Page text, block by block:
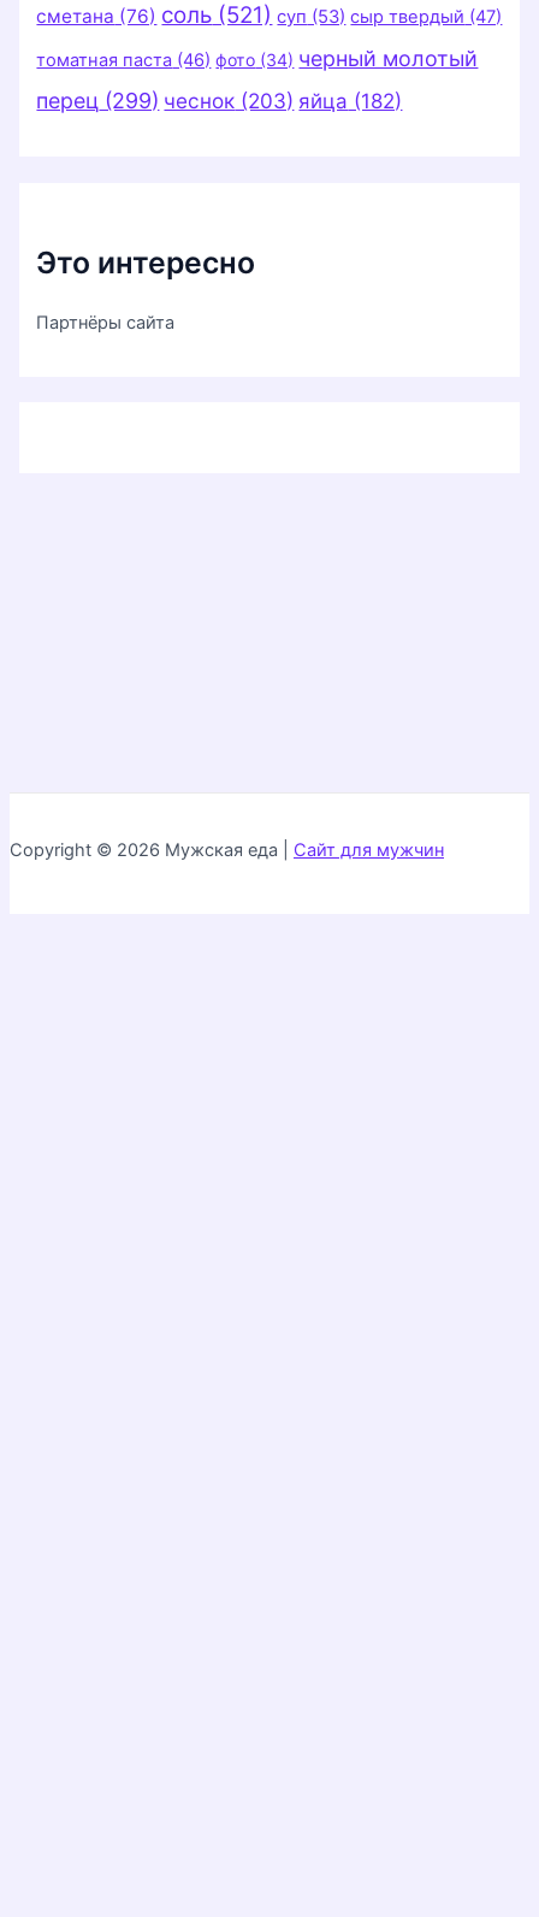
сметана (76) соль (521) суп (53) сыр твердый (47)
томатная паста (46) фото (34) черный молотый
перец (299) чеснок (203) яйца (182)
Это интересно
Партнёры сайта
Copyright © 2026 Мужская еда | Сайт для мужчин